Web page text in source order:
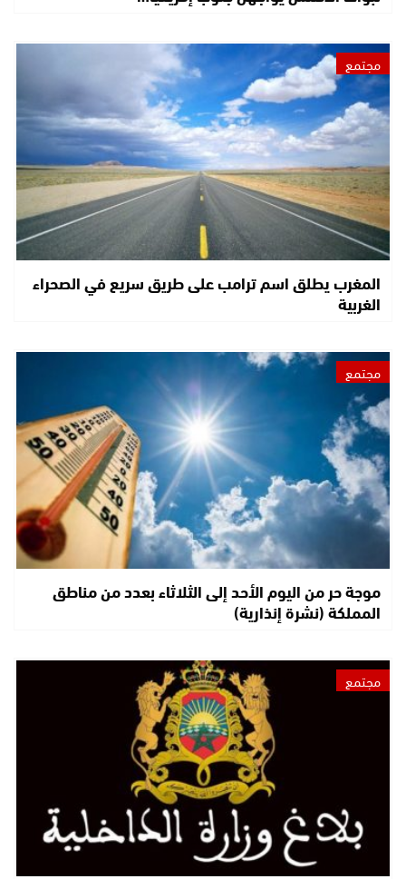
مجتمع
المغرب يطلق اسم ترامب على طريق سريع في الصحراء
الغربية
مجتمع
موجة حر من اليوم الأحد إلى الثلاثاء بعدد من مناطق
المملكة (نشرة إنذارية)
مجتمع